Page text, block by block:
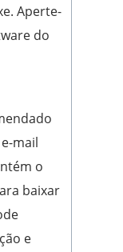
Aperte-
do
mail
o
baixar
e